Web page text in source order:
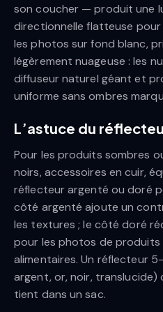
son coucher — produit une
directionnelle flatteuse
les photos sur fond blanc,
légèrement nuageuse : les
diffuseur naturel géant et
uniforme sans ombres
L’astuce du
Pour les produits sombres
noirs, accessoires en cuir,
réflecteur argenté ou doré
côté argenté ajoute un
les textures ; le côté doré
pour les photos de produits
alimentaires. Un réflecteur
argent, or, noir,
tient dans un sac.